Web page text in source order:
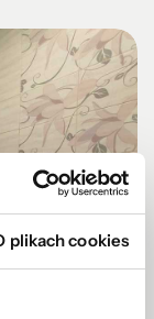
plikach cookies